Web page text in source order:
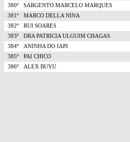
380º
SARGENTO MARCELO MARQUES
381º
MARCO DELLA NINA
382º
RUI SOARES
383º
DRA PATRICIA ULGUIM CHAGAS
384º
ANINHA DO IAPI
385º
PAI CHICO
386º
ALEX BUYU